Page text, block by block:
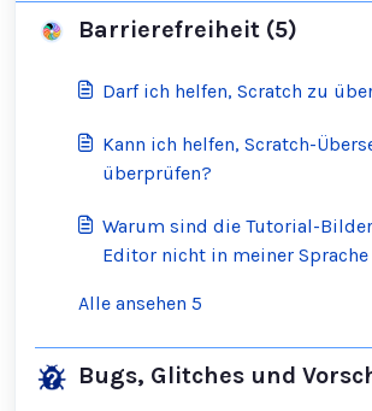
Barrierefreiheit (5)
Darf ich helfen, Scratch zu
Kann ich helfen, Scratch-
überprüfen?
Warum sind die Tutorial-
Editor nicht in meiner
Alle ansehen 5
Bugs, Glitches und